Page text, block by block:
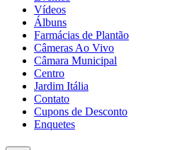
Vídeos
Álbuns
Farmácias de Plantão
Câmeras Ao Vivo
Câmara Municipal
Centro
Jardim Itália
Contato
Cupons de Desconto
Enquetes